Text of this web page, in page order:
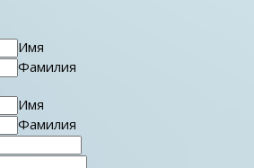
Имя
Фамилия
Имя
Фамилия